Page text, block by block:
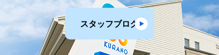
スタッフブログ